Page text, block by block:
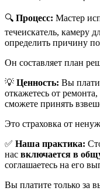
🔍 Процесс: Мастер
течеискатель, камеру
определить причину
Он составляет план
💡 Ценность: Вы
откажетесь от
сможете принять
Это страховка от
✅ Наша практика:
нас включается в
соглашаетесь на его
Вы платите только за